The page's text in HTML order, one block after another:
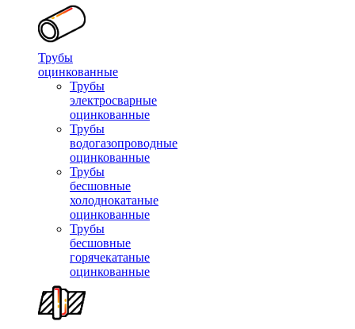
Трубы
оцинкованные
Трубы
электросварные
оцинкованные
Трубы
водогазопроводные
оцинкованные
Трубы
бесшовные
холоднокатаные
оцинкованные
Трубы
бесшовные
горячекатаные
оцинкованные